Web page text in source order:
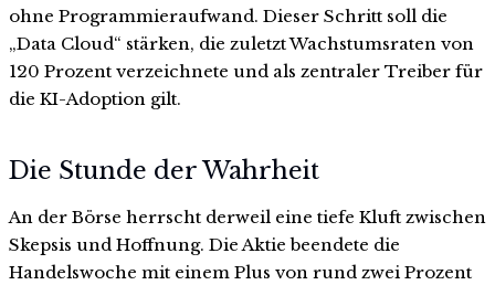
ohne Programmieraufwand. Dieser Schritt soll die
„Data Cloud“ stärken, die zuletzt Wachstumsraten von
120 Prozent verzeichnete und als zentraler Treiber für
die KI-Adoption gilt.
Die Stunde der Wahrheit
An der Börse herrscht derweil eine tiefe Kluft zwischen
Skepsis und Hoffnung. Die Aktie beendete die
Handelswoche mit einem Plus von rund zwei Prozent